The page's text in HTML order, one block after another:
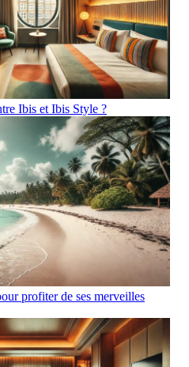
Ibis et Ibis Style ?
profiter de ses merveilles